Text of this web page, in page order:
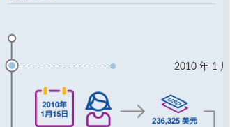
2010 年 1 月